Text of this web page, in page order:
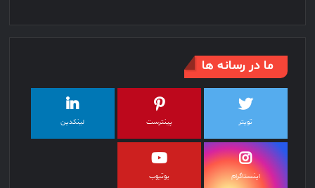
ما در رسانه ها
تویتر پینترست لینکدین
اینستاگرام یوتیوب